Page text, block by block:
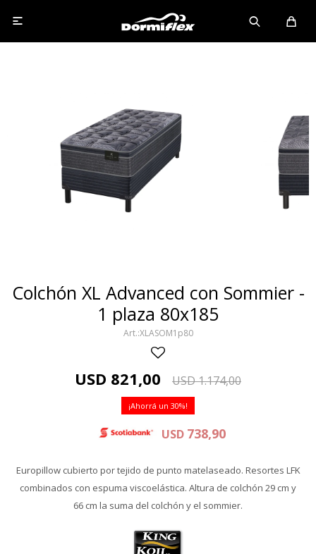

Colchón XL Advanced con Sommier -
1 plaza 80x185
XLASOM1p80
USD 821,00 USD1.174,00
30
USD 738,90
Europillow cubierto por tejido de punto matelaseado. Resortes LFK
combinados con espuma viscoelástica. Altura de colchón 29 cm y
66 cm la suma del colchón y el sommier.